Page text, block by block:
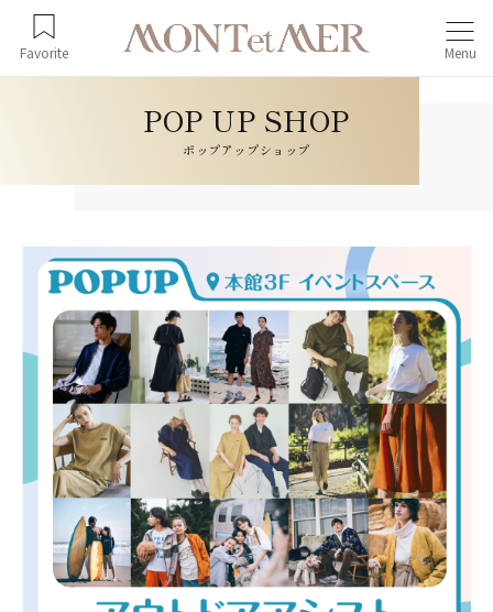
Favorite Menu
ポップアップショップ